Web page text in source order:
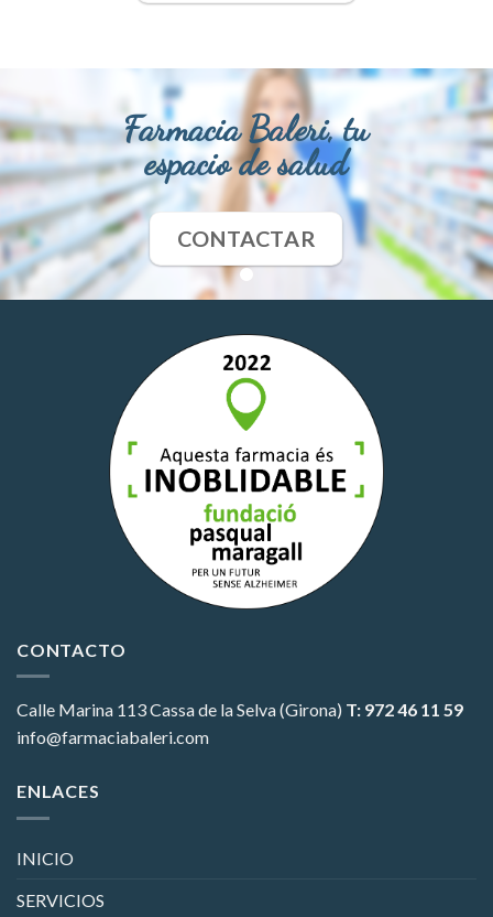
Farmacia Baleri, tu
espacio de salud
CONTACTAR
CONTACTO
Calle Marina 113Cassa de la Selva (Girona) T: 972 46 11 59
info@farmaciabaleri.com
ENLACES
INICIO
SERVICIOS